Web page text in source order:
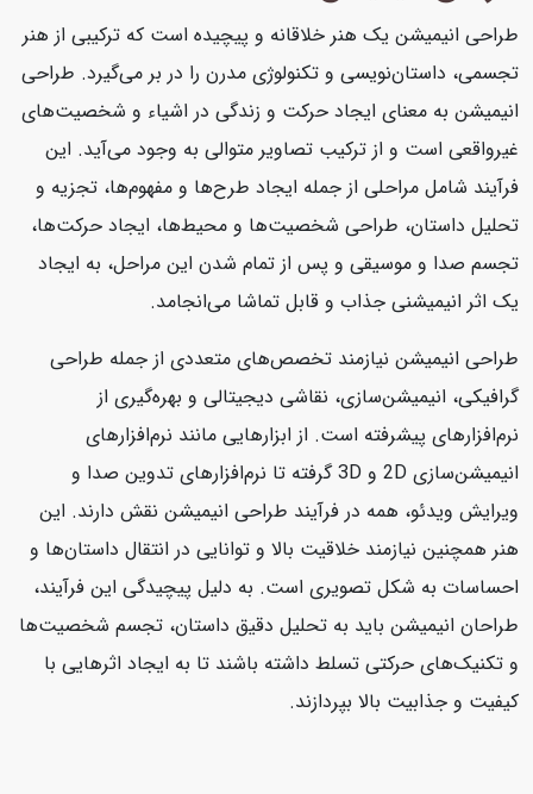
طراحی انیمیشن یک هنر خلاقانه و پیچیده است که ترکیبی از هنر
تجسمی، داستان‌نویسی و تکنولوژی مدرن را در بر می‌گیرد. طراحی
انیمیشن به معنای ایجاد حرکت و زندگی در اشیاء و شخصیت‌های
غیرواقعی است و از ترکیب تصاویر متوالی به وجود می‌آید. این
فرآیند شامل مراحلی از جمله ایجاد طرح‌ها و مفهوم‌ها، تجزیه و
تحلیل داستان، طراحی شخصیت‌ها و محیط‌ها، ایجاد حرکت‌ها،
تجسم صدا و موسیقی و پس از تمام شدن این مراحل، به ایجاد
یک اثر انیمیشنی جذاب و قابل تماشا می‌انجامد.
طراحی انیمیشن نیازمند تخصص‌های متعددی از جمله طراحی
گرافیکی، انیمیشن‌سازی، نقاشی دیجیتالی و بهره‌گیری از
نرم‌افزارهای پیشرفته است. از ابزارهایی مانند نرم‌افزارهای
انیمیشن‌سازی 2D و 3D گرفته تا نرم‌افزارهای تدوین صدا و
ویرایش ویدئو، همه در فرآیند طراحی انیمیشن نقش دارند. این
هنر همچنین نیازمند خلاقیت بالا و توانایی در انتقال داستان‌ها و
احساسات به شکل تصویری است. به دلیل پیچیدگی این فرآیند،
طراحان انیمیشن باید به تحلیل دقیق داستان، تجسم شخصیت‌ها
و تکنیک‌های حرکتی تسلط داشته باشند تا به ایجاد اثرهایی با
کیفیت و جذابیت بالا بپردازند.